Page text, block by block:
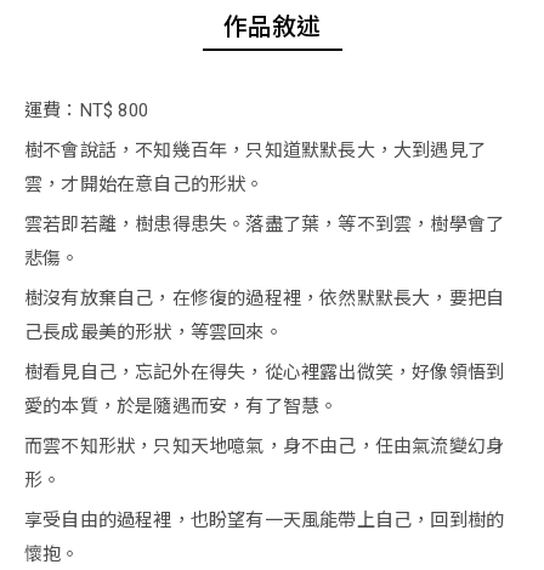
作品敘述
運費：NT$ 800
樹不會說話，不知幾百年，只知道默默長大，大到遇見了
雲，才開始在意自己的形狀。
雲若即若離，樹患得患失。落盡了葉，等不到雲，樹學會了
悲傷。
樹沒有放棄自己，在修復的過程裡，依然默默長大，要把自
己長成最美的形狀，等雲回來。
樹看見自己，忘記外在得失，從心裡露出微笑，好像領悟到
愛的本質，於是隨遇而安，有了智慧。
而雲不知形狀，只知天地噫氣，身不由己，任由氣流變幻身
形。
享受自由的過程裡，也盼望有一天風能帶上自己，回到樹的
懷抱。